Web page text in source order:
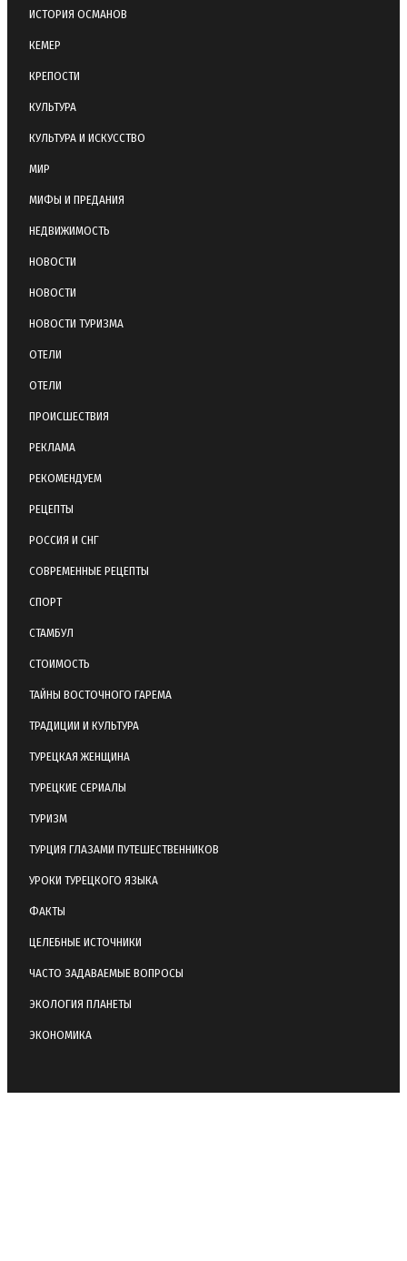
ИСТОРИЯ ОСМАНОВ
КЕМЕР
КРЕПОСТИ
КУЛЬТУРА
КУЛЬТУРА И ИСКУССТВО
МИР
МИФЫ И ПРЕДАНИЯ
НЕДВИЖИМОСТЬ
НОВОСТИ
НОВОСТИ
НОВОСТИ ТУРИЗМА
ОТЕЛИ
ОТЕЛИ
ПРОИСШЕСТВИЯ
РЕКЛАМА
РЕКОМЕНДУЕМ
РЕЦЕПТЫ
РОССИЯ И СНГ
СОВРЕМЕННЫЕ РЕЦЕПТЫ
СПОРТ
СТАМБУЛ
СТОИМОСТЬ
ТАЙНЫ ВОСТОЧНОГО ГАРЕМА
ТРАДИЦИИ И КУЛЬТУРА
ТУРЕЦКАЯ ЖЕНЩИНА
ТУРЕЦКИЕ СЕРИАЛЫ
ТУРИЗМ
ТУРЦИЯ ГЛАЗАМИ ПУТЕШЕСТВЕННИКОВ
УРОКИ ТУРЕЦКОГО ЯЗЫКА
ФАКТЫ
ЦЕЛЕБНЫЕ ИСТОЧНИКИ
ЧАСТО ЗАДАВАЕМЫЕ ВОПРОСЫ
ЭКОЛОГИЯ ПЛАНЕТЫ
ЭКОНОМИКА